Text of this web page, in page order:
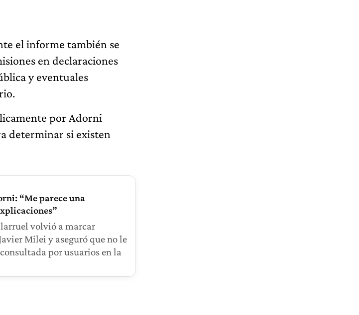
el informe también se
en declaraciones
y eventuales
por Adorni
determinar si existen
“Me parece una
volvió a marcar
Milei y aseguró que no le
por usuarios en la